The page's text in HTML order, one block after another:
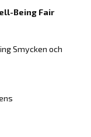
Being Fair
Smycken och